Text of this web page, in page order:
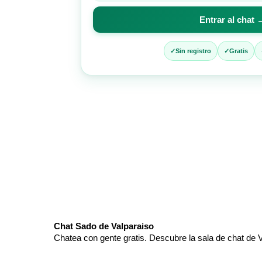
para
al
Entrar al chat
Sin registro Gratis
Chat Sado de Valparaiso
Chatea con gente gratis. Descubre la sala de chat de